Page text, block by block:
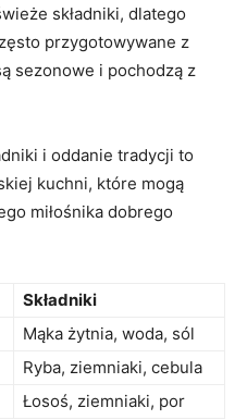
składniki,‌ dlatego
przygotowywane z
sezonowe i pochodzą z⁢
i​ oddanie tradycji to
kuchni, które⁢ mogą
miłośnika dobrego
Składniki
Mąka żytnia, ‍woda, sól
Ryba, ziemniaki, ‌cebula
Łosoś, ziemniaki, por